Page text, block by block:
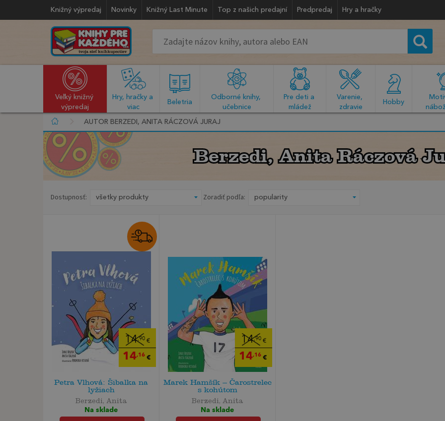
Knižný výpredaj Novinky Knižný Last Minute Top z našich predajní Predpredaj Hry a hračky
Veľký knižný
výpredaj
Hry, hračky a
viac
Beletria
Odborné knihy,
učebnice
Pre deti a
mládež
Varenie,
zdravie
Hobby
AUTOR BERZEDI, ANITA RÁCZOVÁ JURAJ
Berzedi, Anita Ráczová
Berzedi, Anita Ráczová
Dostupnosť: Zoradiť podľa:
14,90 €
14,16 €
Petra Vlhová: Šibalka na
lyžiach
Berzedi, Anita
Na sklade
14,90 €
14,16 €
Marek Hamšík – Čarostrelec
s kohútom
Berzedi, Anita
Na sklade